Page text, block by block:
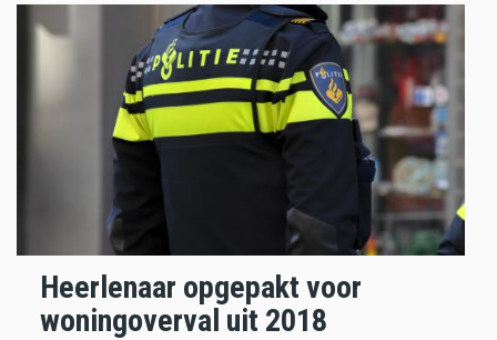
Heerlenaar opgepakt voor
woningoverval uit 2018